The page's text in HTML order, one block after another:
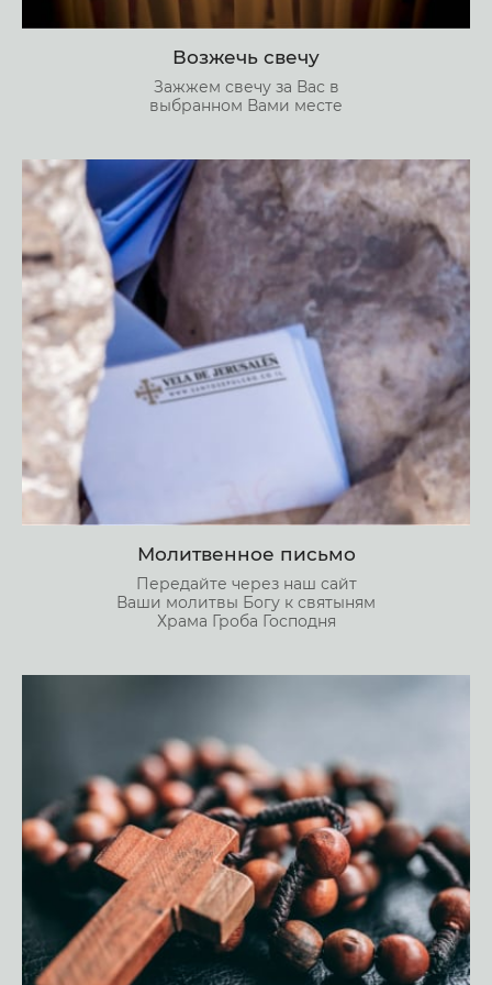
Возжечь свечу
Зажжем свечу за Вас в
выбранном Вами месте
Молитвенное письмо
Передайте через наш сайт
Ваши молитвы Богу к святыням
Храма Гроба Господня